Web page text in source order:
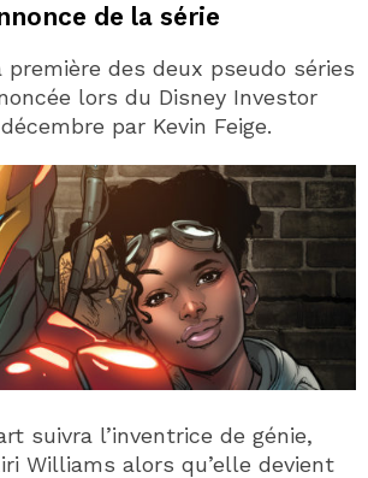
de la série
des deux pseudo séries
lors du Disney Investor
par Kevin Feige.
suivra l’inventrice de génie,
Williams alors qu’elle devient